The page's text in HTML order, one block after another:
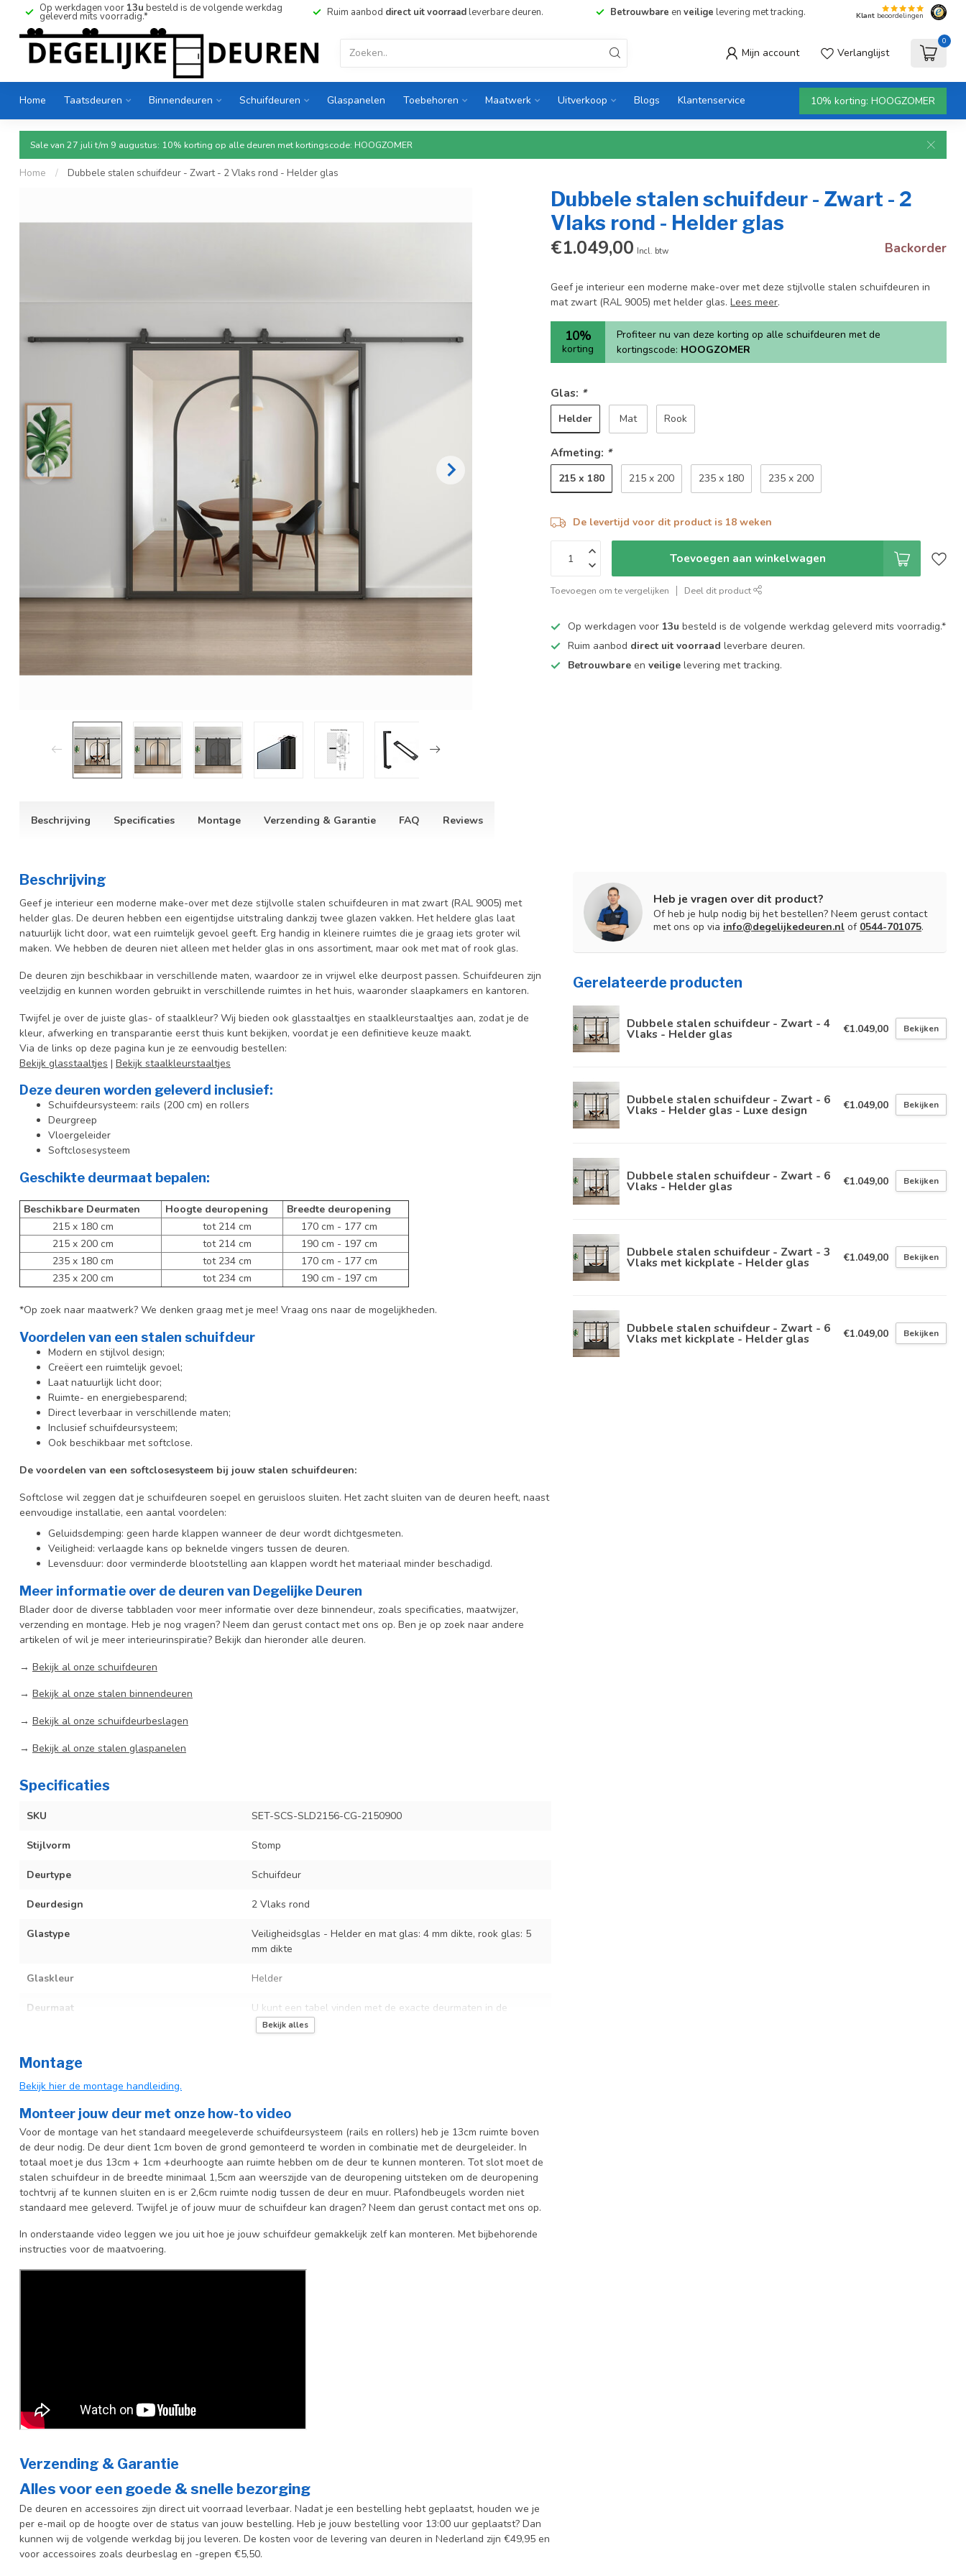
Op werkdagen voor 13u besteld is de volgende werkdag
geleverd mits voorradig.* Ruim aanbod direct uit voorraadleverbare deuren. Betrouwbare en veilige levering met tracking. Klant beoordelingen
Mijn account Verlanglijst
0
Home Taatsdeuren Binnendeuren Schuifdeuren Glaspanelen Toebehoren Maatwerk Uitverkoop Blogs Klantenservice 10% korting: HOOGZOMER
Sale van 27 juli t/m 9 augustus: 10% korting op alle deuren met kortingscode: HOOGZOMER
Home / Dubbele stalen schuifdeur - Zwart - 2 Vlaks rond - Helder glas
Dubbele stalen schuifdeur - Zwart - 2
Vlaks rond - Helder glas
€1.049,00 Incl. btw Backorder
Geef je interieur een moderne make-over met deze stijlvolle stalen schuifdeuren in
mat zwart (RAL 9005) met helder glas.Lees meer.
10%
korting
Profiteer nu van deze korting op alle schuifdeuren met de
kortingscode: HOOGZOMER
Glas: *
Helder Mat Rook
Afmeting: *
215 x 180 215 x 200 235 x 180 235 x 200
De levertijd voor dit product is 18 weken
Toevoegen aan winkelwagen
Toevoegen om te vergelijken Deel dit product
Op werkdagen voor 13u besteld is de volgende werkdag geleverd mits voorradig.*
Ruim aanbod direct uit voorraad leverbare deuren.
Betrouwbare enveiligelevering met tracking.
Beschrijving Specificaties Montage Verzending & Garantie FAQ Reviews
Beschrijving
Geef je interieur een moderne make-over met deze stijlvolle stalen schuifdeuren in mat zwart (RAL 9005) met
helder glas. De deuren hebben een eigentijdse uitstraling dankzij twee glazen vakken. Het heldere glas laat
natuurlijk licht door, wat een ruimtelijk gevoel geeft. Erg handig in kleinere ruimtes die je graag iets groter wil
maken. We hebben de deuren niet alleen met helder glas in ons assortiment, maar ook met mat of rook glas.
De deuren zijn beschikbaar in verschillende maten, waardoor ze in vrijwel elke deurpost passen. Schuifdeuren zijn
veelzijdig en kunnen worden gebruikt in verschillende ruimtes in het huis, waaronder slaapkamers en kantoren.
Twijfel je over de juiste glas- of staalkleur? Wij bieden ook glasstaaltjes en staalkleurstaaltjes aan, zodat je de
kleur, afwerking en transparantie eerst thuis kunt bekijken, voordat je een definitieve keuze maakt.
Via de links op deze pagina kun je ze eenvoudig bestellen:
Bekijk glasstaaltjes | Bekijk staalkleurstaaltjes
Deze deuren worden geleverd inclusief:
Schuifdeursysteem: rails (200 cm) en rollers
Deurgreep
Vloergeleider
Softclosesysteem
Geschikte deurmaat bepalen:
Beschikbare Deurmaten Hoogte deuropening
Breedte deuropening
215 x 180 cm
tot 214 cm
170 cm - 177 cm
215 x 200 cm
tot 214 cm
190 cm - 197 cm
235 x 180 cm
tot 234 cm
170 cm - 177 cm
235 x 200 cm
tot 234 cm 190 cm - 197 cm
*Op zoek naar maatwerk? We denken graag met je mee! Vraag ons naar de mogelijkheden.
Voordelen van een stalen schuifdeur
Modern en stijlvol design;
Creëert een ruimtelijk gevoel;
Laat natuurlijk licht door;
Ruimte- en energiebesparend;
Direct leverbaar in verschillende maten;
Inclusief schuifdeursysteem;
Ook beschikbaar met softclose.
De voordelen van een softclosesysteem bij jouw stalen schuifdeuren:
Softclose wil zeggen dat je schuifdeuren soepel en geruisloos sluiten. Het zacht sluiten van de deuren heeft, naast
eenvoudige installatie, een aantal voordelen:
Geluidsdemping: geen harde klappen wanneer de deur wordt dichtgesmeten.
Veiligheid: verlaagde kans op beknelde vingers tussen de deuren.
Levensduur: door verminderde blootstelling aan klappen wordt het materiaal minder beschadigd.
Meer informatie over de deuren van Degelijke Deuren
Blader door de diverse tabbladen voor meer informatie over deze binnendeur, zoals specificaties, maatwijzer,
verzending en montage. Heb je nog vragen? Neem dan gerust contact met ons op. Ben je op zoek naar andere
artikelen of wil je meer interieurinspiratie? Bekijk dan hieronder alle deuren.
→ Bekijk al onze schuifdeuren
→ Bekijk al onze stalen binnendeuren
→ Bekijk al onze schuifdeurbeslagen
→ Bekijk al onze stalen glaspanelen
Specificaties
SKU SET-SCS-SLD2156-CG-2150900
Stijlvorm Stomp
Deurtype Schuifdeur
Deurdesign 2 Vlaks rond
Glastype
Veiligheidsglas - Helder en mat glas: 4 mm dikte, rook glas: 5
mm dikte
Glaskleur Helder
Deurmaat
U kunt een tabel vinden met de exacte deurmaten in de
producttekst boven dit specificatievak.
Incl. systeem
Bekijk alles
Montage
Bekijk hier de montage handleiding.
Monteer jouw deur met onze how-to video
Voor de montage van het standaard meegeleverde schuifdeursysteem (rails en rollers) heb je 13cm ruimte boven
de deur nodig. De deur dient 1cm boven de grond gemonteerd te worden in combinatie met de deurgeleider. In
totaal moet je dus 13cm + 1cm +deurhoogte aan ruimte hebben om de deur te kunnen monteren. Tot slot moet de
stalen schuifdeur in de breedte minimaal 1,5cm aan weerszijde van de deuropening uitsteken om de deuropening
tochtvrij af te kunnen sluiten en is er 2,6cm ruimte nodig tussen de deur en muur. Plafondbeugels worden niet
standaard mee geleverd. Twijfel je of jouw muur de schuifdeur kan dragen? Neem dan gerust contact met ons op.
In onderstaande video leggen we jou uit hoe je jouw schuifdeur gemakkelijk zelf kan monteren. Met bijbehorende
instructies voor de maatvoering.
Verzending & Garantie
Alles voor een goede & snelle bezorging
De deuren en accessoires zijn direct uit voorraad leverbaar. Nadat je een bestelling hebt geplaatst, houden we je
per e-mail op de hoogte over de status van jouw bestelling. Heb je jouw bestelling voor 13:00 uur geplaatst? Dan
kunnen wij de volgende werkdag bij jou leveren. De kosten voor de levering van deuren in Nederland zijn €49,95 en
voor accessoires zoals deurbeslag en -grepen €5,50.
Heb je vragen over dit product?
Of heb je hulp nodig bij het bestellen? Neem gerust contact
met ons op via info@degelijkedeuren.nl of 0544-701075.
Gerelateerde producten
Dubbele stalen schuifdeur - Zwart - 4
Vlaks - Helder glas €1.049,00 Bekijken
Dubbele stalen schuifdeur - Zwart - 6
Vlaks - Helder glas - Luxe design €1.049,00 Bekijken
Dubbele stalen schuifdeur - Zwart - 6
Vlaks - Helder glas €1.049,00 Bekijken
Dubbele stalen schuifdeur - Zwart - 3
Vlaks met kickplate - Helder glas €1.049,00 Bekijken
Dubbele stalen schuifdeur - Zwart - 6
Vlaks met kickplate - Helder glas €1.049,00 Bekijken